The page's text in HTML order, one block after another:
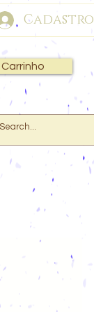
Cadastro
Carrinho